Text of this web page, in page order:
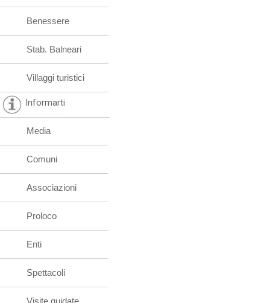
Benessere
Stab. Balneari
Villaggi turistici
Informarti
Media
Comuni
Associazioni
Proloco
Enti
Spettacoli
Visite guidate